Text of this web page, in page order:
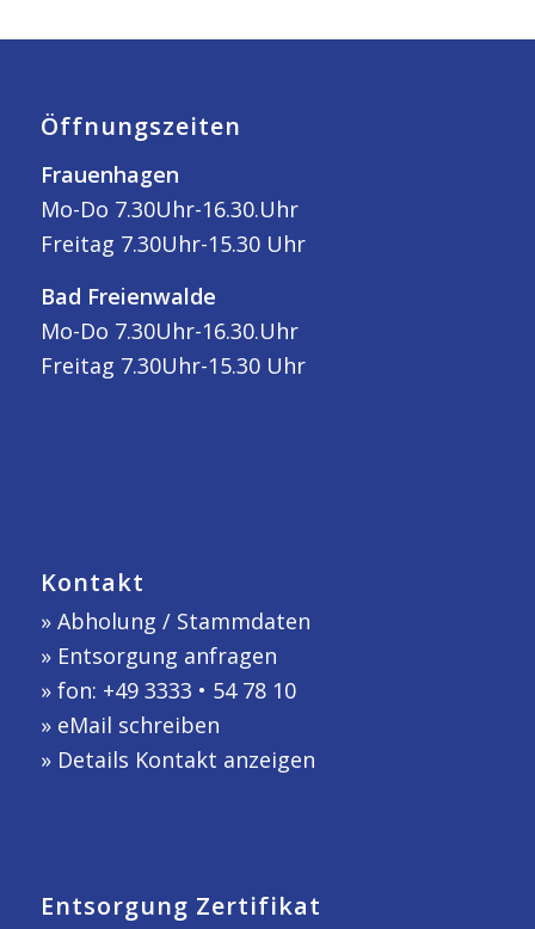
Öffnungszeiten
Frauenhagen
Mo-Do 7.30Uhr-16.30.Uhr
Freitag 7.30Uhr-15.30 Uhr
Bad Freienwalde
Mo-Do 7.30Uhr-16.30.Uhr
Freitag 7.30Uhr-15.30 Uhr
Kontakt
» Abholung / Stammdaten
» Entsorgung anfragen
» fon: +49 3333 • 54 78 10
» eMail schreiben
» Details Kontakt anzeigen
Entsorgung Zertifikat